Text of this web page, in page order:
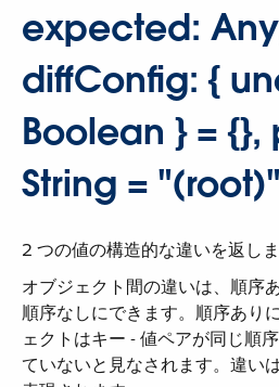
expected:
diffConfig: {
Boolean }​ = ​{},
String =
2 つの値の構造的な違いを返しま
オブジェクト間の違いは、順序
順序なしにできます。順序あり
ェクトはキー - 値ペアが同じ順
ていないと見なされます。違い